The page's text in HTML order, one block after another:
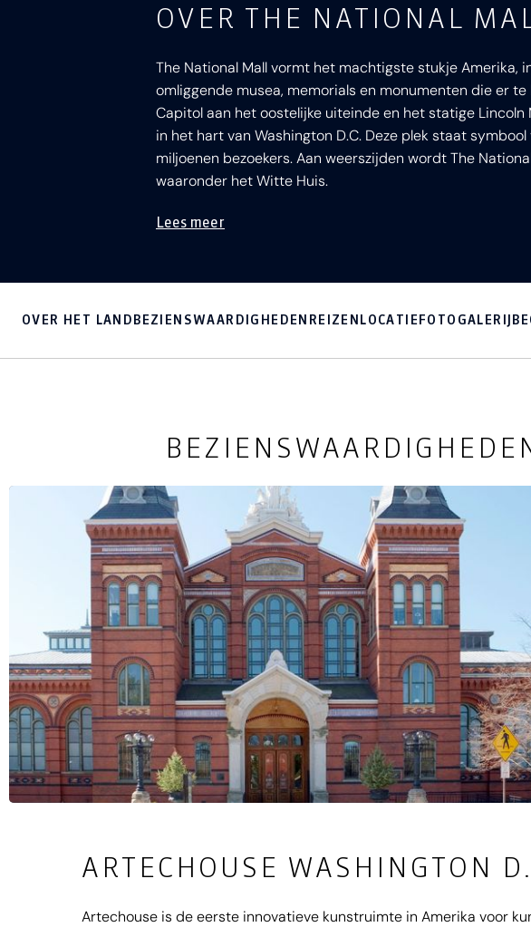
OVER THE NATIONAL
The National Mall vormt het machtigste stukje Amerika,
omliggende musea, memorials en monumenten die er
Capitol aan het oostelijke uiteinde en het statige
in het hart van Washington D.C. Deze plek staat
miljoenen bezoekers. Aan weerszijden wordt The
waaronder het Witte Huis.
Lees meer
OVER HET LANDBEZIENSWAARDIGHEDEN REIZENLOCATIEFOTOGALERIJ
ARTECHOUSE WASHINGTON
Artechouse is de eerste innovatieve kunstruimte in Amerika voor